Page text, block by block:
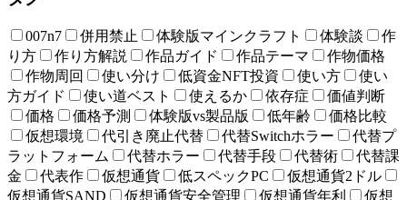
007n7 併用禁止 体験版マインクラフト 体験談
作
り方
作り方解説 作品ガイド 作品テーマ
作物価格
作物周回
使い分け 低資金NFT投資 使い方
使い
方ガイド
使い道ベスト 使えるか 依存症
価値判断
価格
価格予測 体験版vs製品版 低年齢
価格比較
仮想環境
代引き廃止代替 代替Switchホラー
代替プ
ラットフォーム
代替ホラー 代替手段 代替術
代替課
金
代表作 仮想通貨 低スペックPC
仮想通貨2ドル
仮想通貨SAND
仮想通貨安全管理 仮想通貨年利
仮想